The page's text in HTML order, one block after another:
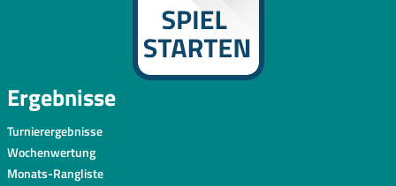
Ergebnisse
Turnierergebnisse
Wochenwertung
Monats-Rangliste